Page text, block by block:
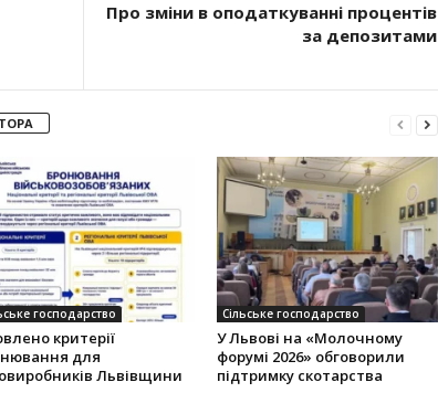
Про зміни в оподаткуванні процентів
за депозитами
господарство
критерії
для
Львівщини
Сільське господарство
У Львові на «Молочному
форумі 2026» обговорили
підтримку скотарства